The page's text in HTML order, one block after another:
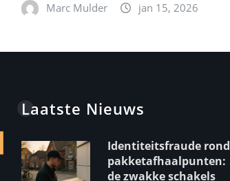
Marc Mulder jan 15, 2026
Laatste Nieuws
Identiteitsfraude rond
pakketafhaalpunten:
de zwakke schakels